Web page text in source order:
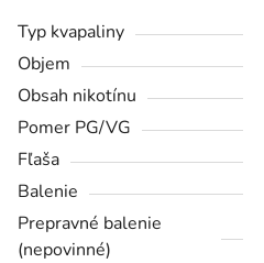
Typ kvapaliny
Objem
Obsah nikotínu
Pomer PG/VG
Fľaša
Balenie
Prepravné balenie
(nepovinné)